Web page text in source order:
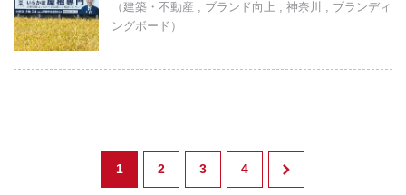
（建築・不動産 , ブランド向上 , 神奈川 , ブランディ
ングボード）
1 2 3 4